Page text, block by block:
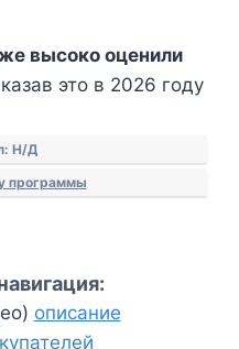
высоко оценили
это в 2026 году
Н/Д
программы
описание